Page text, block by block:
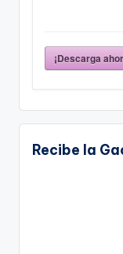
¡Descarga
Recibe la